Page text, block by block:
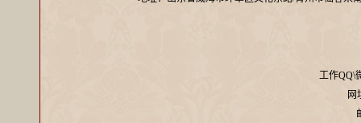
工作QQ\
网